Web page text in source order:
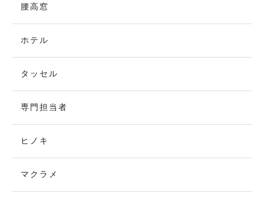
腰高窓
ホテル
タッセル
専門担当者
ヒノキ
マクラメ